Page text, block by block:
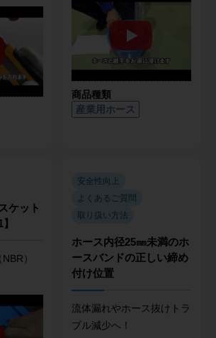
商品種類
産業用ホース
ケット
）
安全性向上
よくあるご質問
取り扱い方法
ホース内径25㎜未満のホ
ースバンドの正しい締め
付け位置
流体漏れやホース抜けトラ
ブル減少へ！